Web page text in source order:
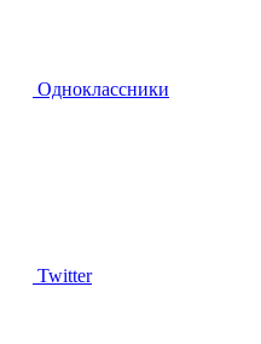
Одноклассники
Twitter